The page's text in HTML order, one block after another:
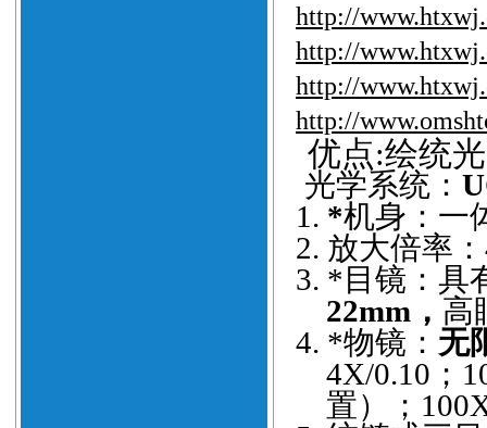
http://
http://
http://
http://www.
优点:绘统
光学系统：
1. *机身：一
2. 放大倍率
3. *目镜：具
22mm， 高
4. *物镜： 无
4X/0.10；
置）；